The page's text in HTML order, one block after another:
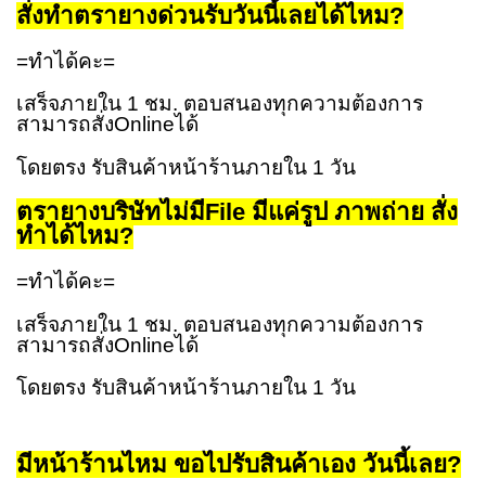
สั่งทำตรายางด่วนรับวันนี้เลยได้ไหม?
=ทำได้คะ=
เสร็จภายใน 1 ชม. ตอบสนองทุกความต้องการ
สามารถสั่งOnlineได้
โดยตรง รับสินค้าหน้าร้านภายใน 1 วัน
ตรายางบริษัทไม่มีFile มีแค่รูป ภาพถ่าย สั่ง
ทำได้ไหม?
=ทำได้คะ=
เสร็จภายใน 1 ชม. ตอบสนองทุกความต้องการ
สามารถสั่งOnlineได้
โดยตรง รับสินค้าหน้าร้านภายใน 1 วัน
มีหน้าร้านไหม ขอไปรับสินค้าเอง วันนี้เลย?